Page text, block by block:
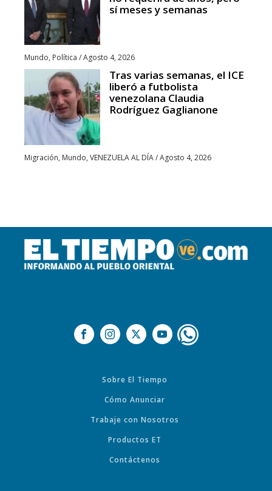
sí meses y semanas
Mundo, Política /Agosto 4, 2026
Tras varias semanas, el ICE
liberó a futbolista
venezolana Claudia
Rodríguez Gaglianone
Migración, Mundo, VENEZUELA AL DÍA/Agosto 4, 2026
Sobre El Tiempo
Cómo Anunciar
Trabaje con Nosotros
Productos ET
Contáctenos